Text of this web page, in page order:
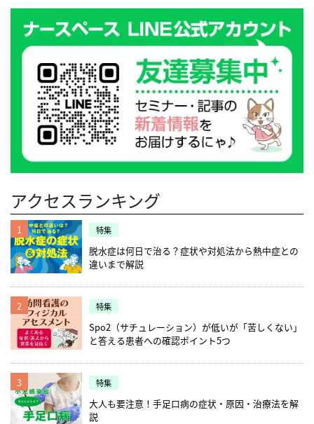
らの要望が実際の改定にどこまで反映される
かは未知だが、訪問看護について「看護職員
による、手厚い訪問看護の実施を評価してい
こう」という大きな流れがあることは確かだ
ろう。この流れを追い風に、業界全体が今後
さらに発展していくことが期待される。 株式
会社メディヴァ コンサルタント 内野宗治
東京都出身。国際基督教大学教養学部社会科
学科卒業。IT系コンサルティング会社勤務、
ニュースサイト編集者、スポーツライター、
通信社記者（マレーシア支局）等を経て現
職。メディヴァでは、ヘルスケア関連企業の
充サポート、中央省庁の調査案件等に携わ
る。 【参考】 ※1：第３弾 新型コロナウイル
ス感染症に関するアンケート～感染症発生状
況と経営に及ぼす影響～ ※2：(NHK WEB)約
８割の病院で経営悪化 新型コロナで外来や入
院の患者数減少 ※3：訪問看護䛾利用状況等
※5：医療従事者の需給に関する検討会 看護
職員需給分科会 中間とりまとめ（概要）
※6：2018年度 「ナースセンター登録データ
に基づく 看護職の求職・求人・就職に関する
分析」 結果 ※7：訪問看護の報酬・基準につ
ト訪問看護ステーションを立ち上げた。 新
型コロナ感染症対策についてもっと知りたい
方は、こちらの特集記事をご覧ください。
療時、患者宅に看護師が同席し、デバイス操
作を補助したり、医師による追加的な検査指
示への対応をその場で行うモデルで、慢性疾
患の増悪の早期発見などに役立つと期待され
ています。 厚労省のガイドライン検討会で
は、2019年7月にガイドラインのオンライン
診療の定義内に「D to P with N」モデルを加
筆しました。最近の検討会の議論の中でも、
現状まだ過疎地や希少疾患などに限られてい
る「D to P with N」の運用を、より一般的な
疾患管理にも拡大し、有効な活用事例を収
集・紹介するなどの推進策を検討してはどう
か、といったやり取りがなされています。
が進み、高齢患者宅への訪問看護のリスクが
現状よりもさらに下がった暁には、オンライ
ン化の大きなハードルである高齢者ITリテラ
シー問題を、「D to P with N」モデルが解消
してくれる可能性が大いにあると期待してお
り、恒久制度にどのように盛り込まれるか、
インテグリティ・ヘルスケア デジタルセラ
ピー事業 増崎孝弘 2011年、株式会社メディ
ヴァ（医療コンサル）にて、在宅医療・地域
包括ケア関連のコンサルティング業務を担
当、2017年よりインテグリティ・ヘルスケア
メーカー向けのアプリケーションの開発やそ
れらを用いた臨床研究のプロジェクトマネジ
うです。 訪問看護は、まだ看護師も一般の
方々もあまり知らない業界だと思います。
「どうしたらしっかり運営できるか」「どう
したらうまく行くか」を、皆に知ってもらい
適正な経営ができるステーションが増えれば
もっと良い業界になっていくと思います。 正
直まだスタッフが約100人の会社で大きな成
功と言えないと思っていますが、私なりの成
功モデルを提示して、皆さんにも認めてもら
えるような会社を作っていきたいと考えてい
ます。それが当社のIPOを目指している1つの
理由でもあります。 ―直近の目標がIPOとい
うことですが、もっと先の目標も伺えます
ショナルという会社名をつけているのも、私
自身が海外で、在宅の大切さや海外の人たち
の気持ちの力を知ったためです。なので、い
ずれは「外国人の看護師さんを採用する」
「海外で訪問看護の提供する」これが私の最
大の夢、目標です。 コロナウイルスは本当に
だからこそ私たちがいままでやってきたこと
では「こういった時期だからこそ、訪問看護
に行こう」と言っています。それは利用者さ
る」というステーションもあると思います
が、実際行けば「肺炎だった」「脱水だっ
ことが、迅速な対応につながったと思いま
す。 また、間接部門を独立して設置している
ため、助成金や補助金の情報収集や煩雑な申
請対応にリソースを割くこともできました。
ケアプロ株式会社 在宅医療事業部 事業部長
金坂宇将 地元島根の急性期病院で臨床経験を
積む。看護師3年目で看護連盟活動に参画
し、病院看護だけではなく地域医療や政治の
世界を知り、もっと地域医療に貢献したいと
いう気持ちから、看護師10年目で在宅医療業
界に転身。現在、日本の在宅医療業界の課題
を解決するために、事業運営に取り組んでい
る。 ケアプロ株式会社 「革新的なヘルスケ
づくりに貢献する」をミッションに2007年12
月創立。直営で2店舗の訪問看護ステーショ
ンを運営するとともに、予防医療事業、在宅
医療事業、交通医療事業の3事業を展開して
いる。(2020年12月現在) 新型コロナ感染症対
策についてもっと知りたい方は、こちらの特
人の声を聞きながら柔軟に、スピード感をも
って新たなことをはじめています。 『みま～
も』は自治体や行政などのしがらみにとらわ
れないから、いろいろなことが可能なのかも
しれません。楽しいからこそ、みなさんやっ
ているし、続けていける。それが何より大事
なのかなと思います。 牧田総合病院 地域さ
さえあいセンター センター長 澤登久雄 大学
時代、児童演劇に夢中になり、舞台芸術を提
供する地域の団体職員として8年勤務。結婚
し、子供ができたことをきっかけにデイサー
ビスに就職。介護福祉士・ケアマネージャ
院に入職。病院内に地域ささえあいセンター
を立ち上げ、センター長として地域貢献に尽
力している。
入っているサービスはほとんど止まってしま
うと思いますが、一部のヘルパーさんについ
ては一緒に入ることもあるとは思います。 ヘ
ルパーさんたちは教育体系がそもそも違いま
すので、基礎教育で感染防御について学んで
きているわけではありません。確実な感染防
御の手順が守れるかを互いに確認しながら介
入を継続していく、そのためには看護師の果
たすべき役割は非常に多いと思います。 ヘル
パーさんが感染防御の手順がよく分からない
という場合であれば、看護師がきちんと防護
服の着脱のやり方などを指導して、確実に皆
をサポートする役割も担っていると思いま
す。 防護服などの物品が不足した場合の対応
付団体が現場に対しての物品の供給やサポー
トを実施してくれています。 こういった情報
ます。 利用者自身が感染を起こさないよう
に、起こしたとしても広がらないように。そ
して私たちも同じように広げないようにして
いく。おそらくはコロナは長いと来年の春ま
で続くような事態になると考えながら、日常
を運営していくべきだと考えています。
『COVID-19在宅医療・介護現場支援プロジェ
議は、談話室や自宅に多くの人が集まるた
め、いわゆる「密」になりやすい状況です。
密を避けるためにも、オンライン会議の推進
が今回の改定で明文化されることになりそう
です。詳しくはこちらのコラムをご覧くださ
い。 関連記事：令和3年介護報酬改定ピック
アップ 【訪問看護ステーション】重度者対応
は拡充、前途多難なリハビリ型 介護施設での
看取りをさらに推進、ACPの取り組み促す 診
療報酬：オンライン化が加速する傾向に 緊急
事態宣言後の2020年4月10日、情報通信機器
を用いた非対面の診療行為、いわゆるオンラ
イン診療について、医師の判断により「初診
から可能」とする時限措置を、厚生労働省が
発表しました。 2020年9月に開始予定だった
ートとなりました。これを機に、病院でも組
織的なオンライン化が進んでいくと思われま
ような影響はあるのでしょうか？ 2020年の診
て、オンラインでの退院調整カンファレンス
にて、やむを得ない場合以外でも算定するこ
とが可能になりました。 新型コロナウイルス
感染症の影響で、病棟への立入を厳しく制限
している病院も多いため、オンラインでの退
院調整カンファレンスがますます増えていく
かもしれません。 また、オンライン診療にお
んは言います。 新型コロナウイルス感染症の
影響で、多くの訪問看護ステーションで収益
が下がっている中、リカバリーでは20％ほど
利用者が増えたそうです。 直接会いにいくの
ではなく電話での営業に切り替えるなど、営
業方法を工夫することで、順調に収益も伸ば
すことに成功されています。具体的なコロナ
禍での営業方法やステーションの方針決定等
について、詳しくはこちらの取材記事をご覧
ください。 牛丼チェーンを見習って、訪問看
護をメジャーに！（リカバリーインターナシ
ョナル株式会社 大河原峻） ICTを活用した
テレワークの導入 東京都で展開するケアプロ
訪問看護ステーション。 緊急事態宣言の時
は、情報がまだ少なく何をどうすべきか対応
が難しかったと、在宅医療事業部長の金坂さ
と、電子カルテの利用やGoogleカレンダーで
のスケジュール管理など、元々ICTを活用し
ていたことで、対応がスムーズに進んだそう
です。 現在でもテレワークの導入や可能なス
タッフには直行直帰をしてもらうことで、ス
タッフ同士の接触を最小限にするような工夫
をされています。 テレワーク導入等の具体的
な新型コロナウイルス対応について、詳しく
対応を変えるためのチャレンジ（ケアプロ株
式会社 金坂宇将） 感染管理認定看護師なら
ではの視点で対策 愛知県名古屋市にあるテン
ハート訪問看護ステーション。管理者の佐渡
アクセスランキング
1 特集
脱水症は何日で治る？症状や対処法から熱中症との
違いまで解説
2 特集
Spo2（サチュレーション）が低いが「苦しくない」
と答える患者への確認ポイント5つ
3 特集
大人も要注意！手足口病の症状・原因・治療法を解
説